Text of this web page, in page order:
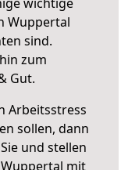
Wuppertal
sind.
zum
Gut.
Arbeitsstress
sollen, dann
und stellen
mit